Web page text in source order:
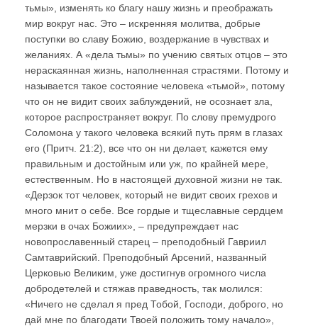
тьмы», изменять ко благу нашу жизнь и преображать
мир вокруг нас. Это – искренняя молитва, добрые
поступки во славу Божию, воздержание в чувствах и
желаниях. А «дела тьмы» по учению святых отцов – это
нераскаянная жизнь, наполненная страстями. Потому и
называется такое состояние человека «тьмой», потому
что он не видит своих заблуждений, не осознает зла,
которое распространяет вокруг. По слову премудрого
Соломона у такого человека всякий путь прям в глазах
его (Притч. 21:2), все что он ни делает, кажется ему
правильным и достойным или уж, по крайней мере,
естественным. Но в настоящей духовной жизни не так.
«Дерзок тот человек, который не видит своих грехов и
много мнит о себе. Все гордые и тщеславные сердцем
мерзки в очах Божиих», – предупреждает нас
новопрославенный старец – преподобный Гавриил
Самтаврийский. Преподобный Арсений, названный
Церковью Великим, уже достигнув огромного числа
добродетелей и стяжав праведность, так молился:
«Ничего не сделал я пред Тобой, Господи, доброго, но
дай мне по благодати Твоей положить тому начало»,